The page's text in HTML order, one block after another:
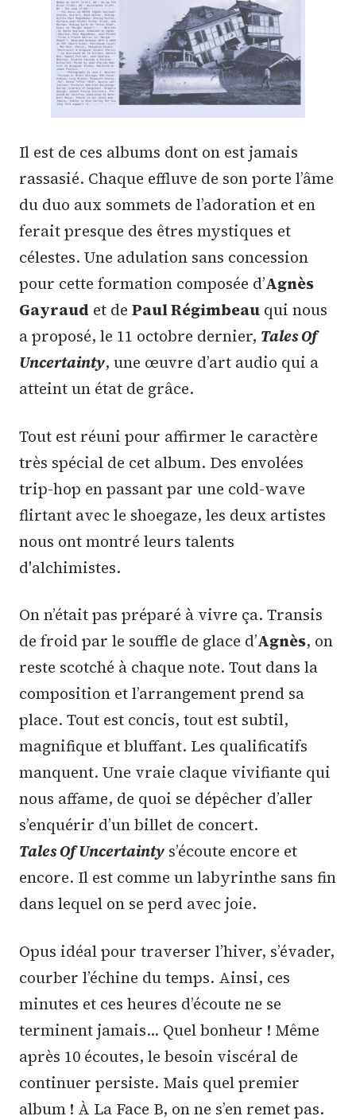
Il est de ces albums dont on est jamais
rassasié. Chaque effluve de son porte l’âme
du duo aux sommets de l’adoration et en
ferait presque des êtres mystiques et
célestes. Une adulation sans concession
pour cette formation composée d’Agnès
Gayraud et de Paul Régimbeau qui nous
a proposé, le 11 octobre dernier, Tales Of
Uncertainty, une œuvre d’art audio qui a
atteint un état de grâce.
Tout est réuni pour affirmer le caractère
très spécial de cet album. Des envolées
trip-hop en passant par une cold-wave
flirtant avec le shoegaze, les deux artistes
nous ont montré leurs talents
d'alchimistes.
On n’était pas préparé à vivre ça. Transis
de froid par le souffle de glace d’Agnès, on
reste scotché à chaque note. Tout dans la
composition et l’arrangement prend sa
place. Tout est concis, tout est subtil,
magnifique et bluffant. Les qualificatifs
manquent. Une vraie claque vivifiante qui
nous affame, de quoi se dépêcher d’aller
s’enquérir d’un billet de concert.
Tales Of Uncertainty s’écoute encore et
encore. Il est comme un labyrinthe sans fin
dans lequel on se perd avec joie.
Opus idéal pour traverser l’hiver, s’évader,
courber l’échine du temps. Ainsi, ces
minutes et ces heures d’écoute ne se
terminent jamais… Quel bonheur ! Même
après 10 écoutes, le besoin viscéral de
continuer persiste. Mais quel premier
album ! À La Face B, on ne s’en remet pas.